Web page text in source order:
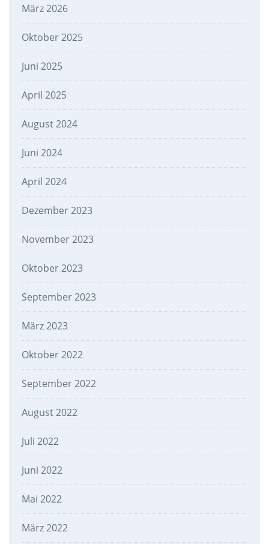
März 2026
Oktober 2025
Juni 2025
April 2025
August 2024
Juni 2024
April 2024
Dezember 2023
November 2023
Oktober 2023
September 2023
März 2023
Oktober 2022
September 2022
August 2022
Juli 2022
Juni 2022
Mai 2022
März 2022